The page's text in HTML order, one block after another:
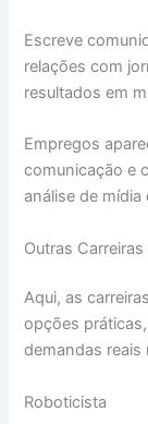
Escreve
relações com
resultados em
Empregos
comunicação e
análise de
Outras
Aqui, as
opções
demandas reais
Roboticista